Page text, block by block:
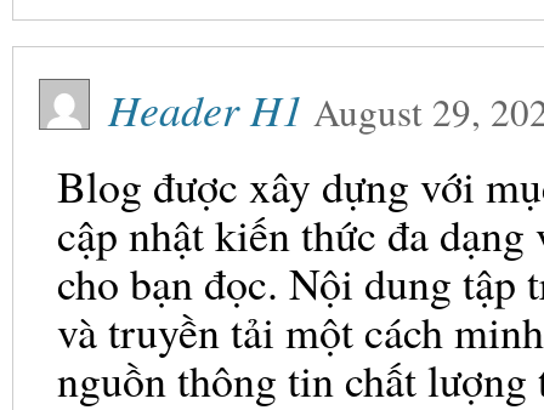
Header H1 August 29,
Blog được xây dựng với
cập nhật kiến thức đa
cho bạn đọc. Nội dung tập
và truyền tải một cách
nguồn thông tin chất